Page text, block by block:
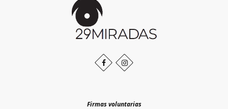
FacebookInstagram
Firmas voluntarias